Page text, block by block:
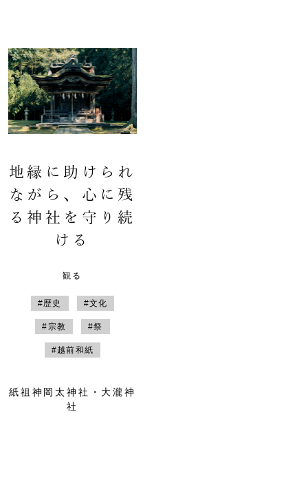
地縁に助けられ
ながら、心に残
る神社を守り続
ける
観る
#歴史 #文化
#宗教 #祭
#越前和紙
紙祖神岡太神社・大瀧神
社